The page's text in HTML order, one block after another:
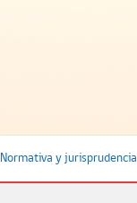
Normativa y jurisprudencia